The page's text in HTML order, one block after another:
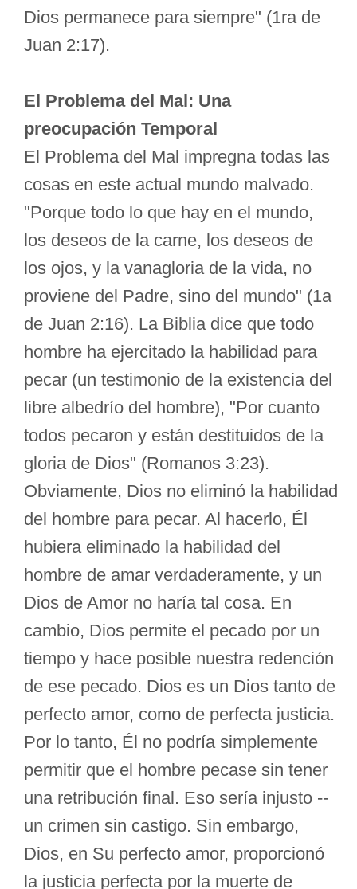
Dios permanece para siempre" (1ra de
Juan 2:17).
El Problema del Mal: Una
preocupación Temporal
El Problema del Mal impregna todas las
cosas en este actual mundo malvado.
"Porque todo lo que hay en el mundo,
los deseos de la carne, los deseos de
los ojos, y la vanagloria de la vida, no
proviene del Padre, sino del mundo" (1a
de Juan 2:16). La Biblia dice que todo
hombre ha ejercitado la habilidad para
pecar (un testimonio de la existencia del
libre albedrío del hombre), "Por cuanto
todos pecaron y están destituidos de la
gloria de Dios" (Romanos 3:23).
Obviamente, Dios no eliminó la habilidad
del hombre para pecar. Al hacerlo, Él
hubiera eliminado la habilidad del
hombre de amar verdaderamente, y un
Dios de Amor no haría tal cosa. En
cambio, Dios permite el pecado por un
tiempo y hace posible nuestra redención
de ese pecado. Dios es un Dios tanto de
perfecto amor, como de perfecta justicia.
Por lo tanto, Él no podría simplemente
permitir que el hombre pecase sin tener
una retribución final. Eso sería injusto --
un crimen sin castigo. Sin embargo,
Dios, en Su perfecto amor, proporcionó
la justicia perfecta por la muerte de